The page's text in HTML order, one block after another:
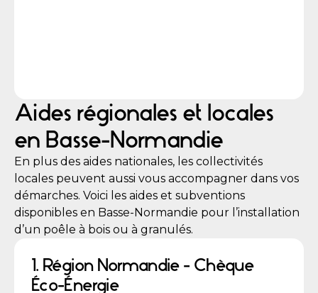
Aides régionales et locales
en Basse-Normandie
En plus des aides nationales, les collectivités
locales peuvent aussi vous accompagner dans vos
démarches. Voici les aides et subventions
disponibles en Basse-Normandie pour l’installation
d’un poêle à bois ou à granulés.
1. Région Normandie - Chèque
Éco-Énergie